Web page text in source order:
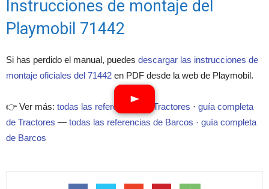
Instrucciones de montaje del
Playmobil 71442
Si has perdido el manual, puedes descargar las instrucciones de
montaje oficiales del 71442 en PDF desde la web de Playmobil.
👉 Ver más: todas las referencias de Tractores · guía completa
de Tractores — todas las referencias de Barcos · guía completa
de Barcos